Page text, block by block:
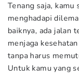
Tenang saja,
menghadapi
baiknya, ada jalan
menjaga
tanpa harus
Untuk kamu yang